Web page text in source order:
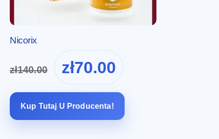
Nicorix
zł140.00
Pierwotna
cena
wynosiła:
zł70.00
cena
zł70.00.
Kup Tutaj U Producenta!